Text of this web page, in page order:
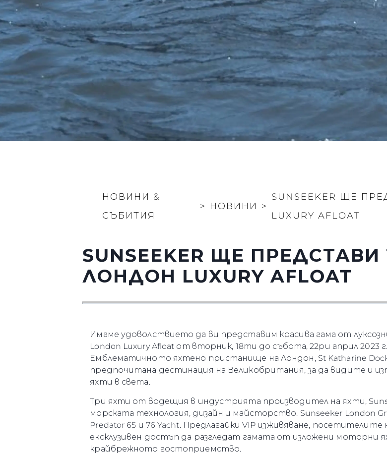
НОВИНИ &
СЪБИТИЯ
> НОВИНИ >
SUNSEEKER ЩЕ
LUXURY AFLOAT
SUNSEEKER ЩЕ
ЛОНДОН LUXURY AFLOAT
Имаме удоволствието да ви представим красива гама от
London Luxury Afloat от вторник, 18ти до събота, 22ри април 2023 г.
Емблематичното яхтено пристанище на Лондон, St Katharine
предпочитана дестинация на Великобритания, за да видите и
яхти в света.
Три яхти от водещия в индустрията производител на яхти,
морската технология, дизайн и майсторство. Sunseeker London
Predator 65 и 76 Yacht. Предлагайки VIP изживяване,
ексклузивен достъп да разгледат гамата от изложени моторни
крайбрежното гостоприемство.